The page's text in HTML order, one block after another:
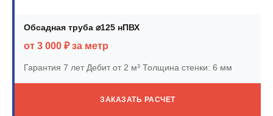
Обсадная труба ⌀125 нПВХ
от 3 000 ₽ за метр
Гарантия 7 летДебит от 2 м³ Толщина стенки: 6 мм
ЗАКАЗАТЬ РАСЧЕТ